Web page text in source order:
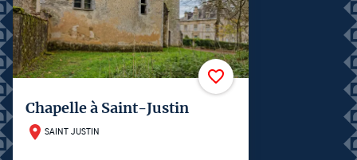
Chapelle à Saint-Justin
SAINT JUSTIN